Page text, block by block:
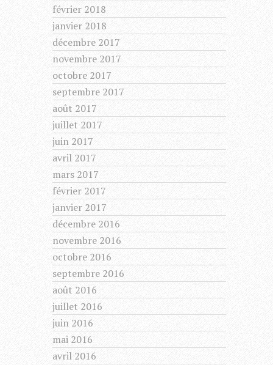
février 2018
janvier 2018
décembre 2017
novembre 2017
octobre 2017
septembre 2017
août 2017
juillet 2017
juin 2017
avril 2017
mars 2017
février 2017
janvier 2017
décembre 2016
novembre 2016
octobre 2016
septembre 2016
août 2016
juillet 2016
juin 2016
mai 2016
avril 2016